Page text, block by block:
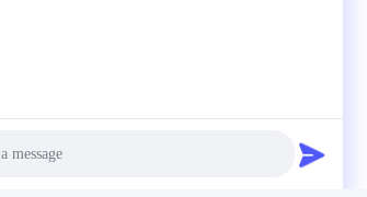
는 품질, 통제 가능한 배송 시간.
리 크리스탈린 다이아몬드 (PCD) 톱톱 등
재 기반 패널, 정형 목재,비철금속가구 제
보장합니다., 효율적인 가공, 긴 서비스 수